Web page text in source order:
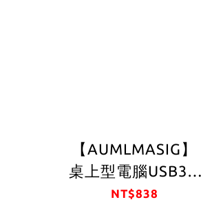
【AUMLMASIG】
桌上型電腦USB3.0
擴展卡 PCI-E轉四組
NT$838